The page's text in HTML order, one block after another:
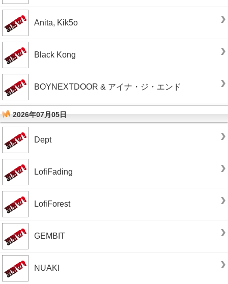
Anita, Kik5o
Black Kong
BOYNEXTDOOR & アイナ・ジ・エンド
2026年07月05日
Dept
LofiFading
LofiForest
GEMBIT
NUAKI